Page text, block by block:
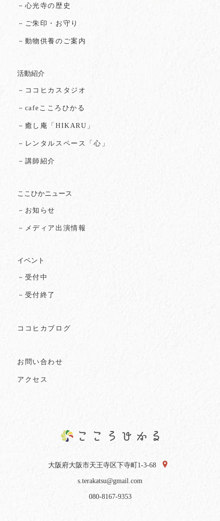
－心光寺の歴史
－ご朱印・お守り
－動物供養のご案内
活動紹介
－ココヒカスタジオ
－cafeこころひかる
－癒し庵「HIKARU」
－レンタルスペース「心」
－講師紹介
ここひかニュース
－お知らせ
－メディア出演情報
イベント
－受付中
－受付終了
ココヒカブログ
お問い合わせ
アクセス
大阪府大阪市天王寺区下寺町1-3-68
s.terakatsu@gmail.com
080-8167-9353